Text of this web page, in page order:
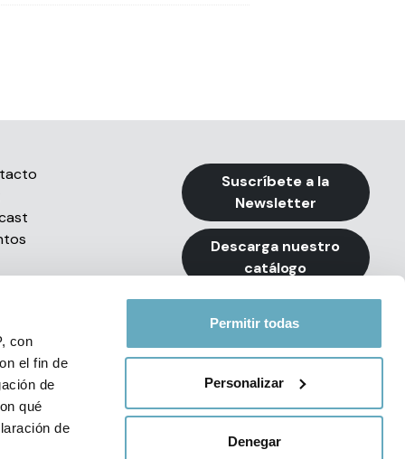
con
el fin de
de
qué
de
Permitir todas
Personalizar
Denegar
Suscríbete a la
Newsletter
Descarga nuestro
catálogo
de Redes Sociales